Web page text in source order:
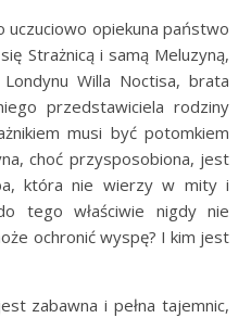
uczuciowo opiekuna państwo
Strażnicą i samą Meluzyną,
Willa Noctisa, brata
przedstawiciela rodziny
musi być potomkiem
choć przysposobiona, jest
która nie wierzy w mity i
tego właściwie nigdy nie
ochronić wyspę? I kim jest
zabawna i pełna tajemnic,